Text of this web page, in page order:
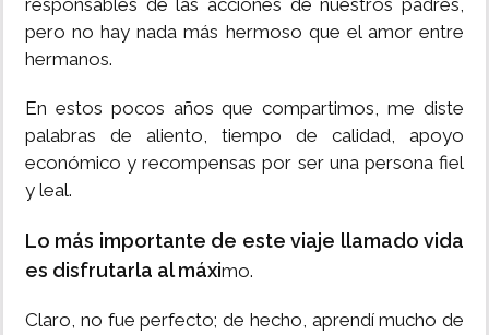
responsables de las acciones de nuestros padres,
pero no hay nada más hermoso que el amor entre
hermanos.
En estos pocos años que compartimos, me diste
palabras de aliento, tiempo de calidad, apoyo
económico y recompensas por ser una persona fiel
y leal.
Lo más importante de este viaje llamado vida
es disfrutarla al máximo.
Claro, no fue perfecto; de hecho, aprendí mucho de